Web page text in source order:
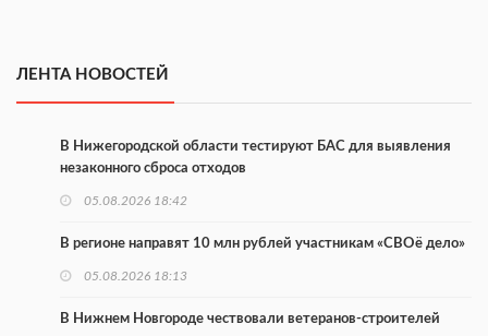
ЛЕНТА НОВОСТЕЙ
В Нижегородской области тестируют БАС для выявления
незаконного сброса отходов
05.08.2026 18:42
В регионе направят 10 млн рублей участникам «СВОё дело»
05.08.2026 18:13
В Нижнем Новгороде чествовали ветеранов-строителей